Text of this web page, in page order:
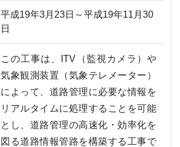
平成19年3月23日～平成19年11月30
日
この工事は、ITV（監視カメラ）や
気象観測装置（気象テレメーター）
によって、道路管理に必要な情報を
リアルタイムに処理することを可能
とし、道路管理の高速化・効率化を
図る道路情報管路を構築する工事で